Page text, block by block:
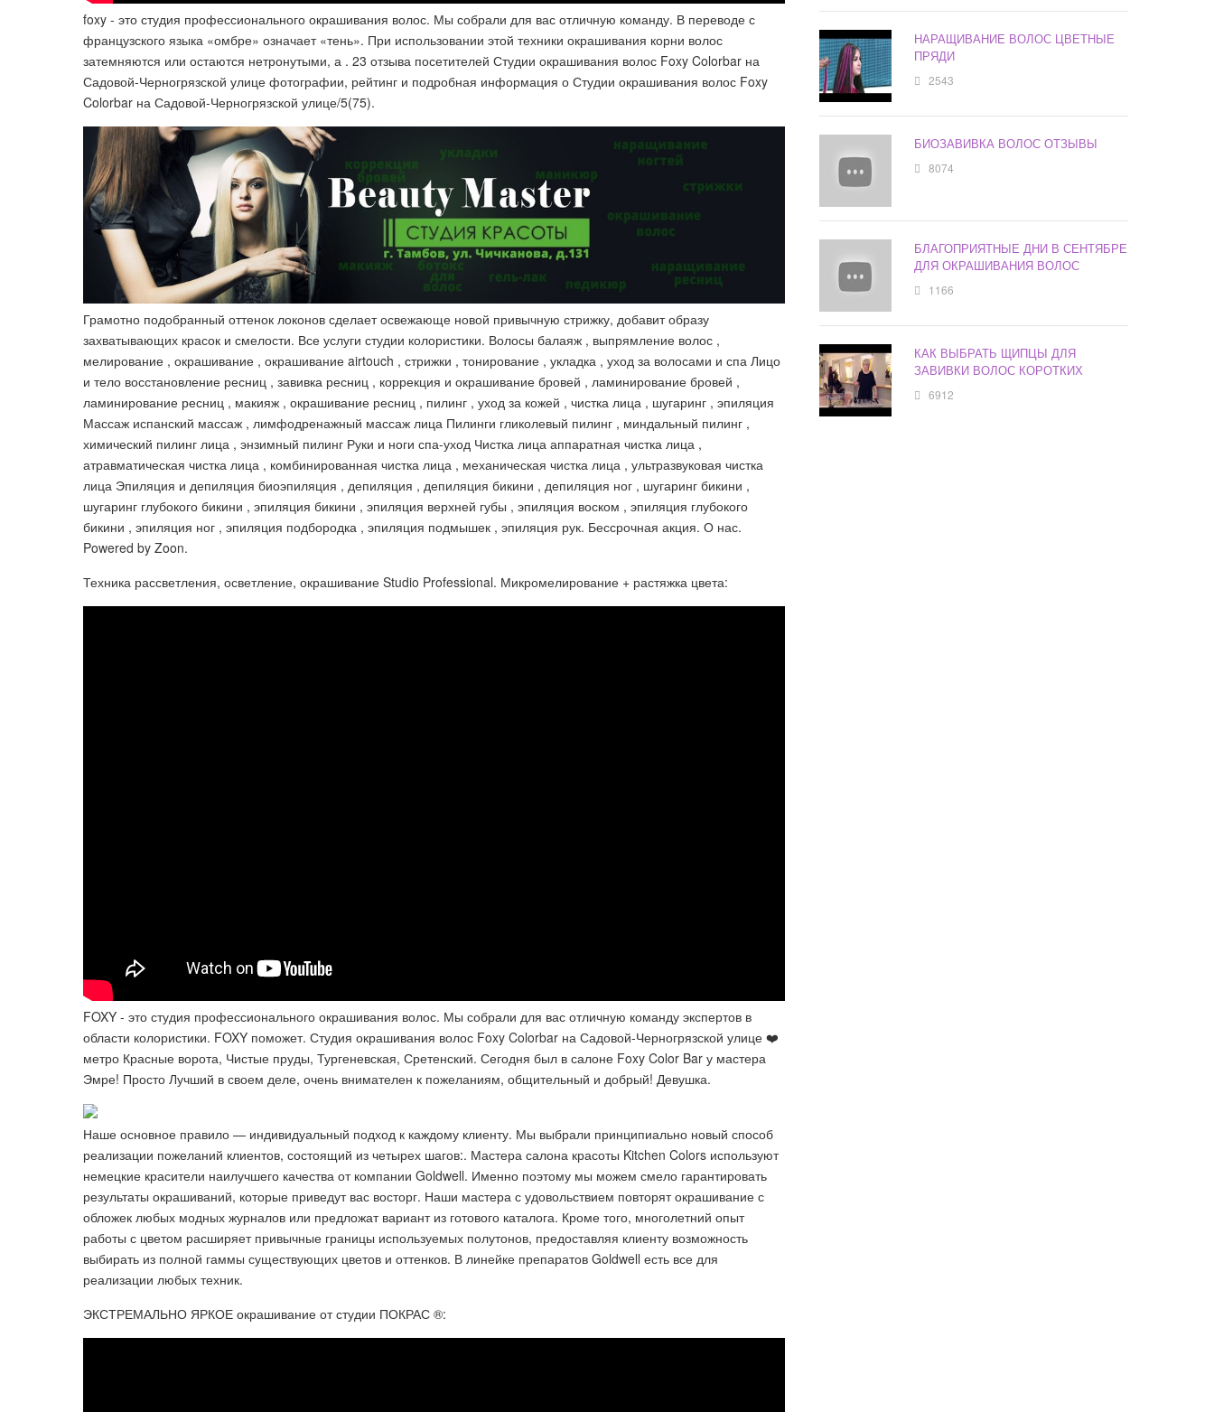
foxy - это студия профессионального окрашивания волос. Мы собрали для вас отличную команду. В переводе с
французского языка «омбре» означает «тень». При использовании этой техники окрашивания корни волос
затемняются или остаются нетронутыми, а . 23 отзыва посетителей Студии окрашивания волос Foxy Colorbar на
Садовой-Черногрязской улице фотографии, рейтинг и подробная информация о Студии окрашивания волос Foxy
Colorbar на Садовой-Черногрязской улице/5(75).
Грамотно подобранный оттенок локонов сделает освежающе новой привычную стрижку, добавит образу
захватывающих красок и смелости. Все услуги студии колористики. Волосы балаяж , выпрямление волос ,
мелирование , окрашивание , окрашивание airtouch , стрижки , тонирование , укладка , уход за волосами и спа Лицо
и тело восстановление ресниц , завивка ресниц , коррекция и окрашивание бровей , ламинирование бровей ,
ламинирование ресниц , макияж , окрашивание ресниц , пилинг , уход за кожей , чистка лица , шугаринг , эпиляция
Массаж испанский массаж , лимфодренажный массаж лица Пилинги гликолевый пилинг , миндальный пилинг ,
химический пилинг лица , энзимный пилинг Руки и ноги спа-уход Чистка лица аппаратная чистка лица ,
атравматическая чистка лица , комбинированная чистка лица , механическая чистка лица , ультразвуковая чистка
лица Эпиляция и депиляция биоэпиляция , депиляция , депиляция бикини , депиляция ног , шугаринг бикини ,
шугаринг глубокого бикини , эпиляция бикини , эпиляция верхней губы , эпиляция воском , эпиляция глубокого
бикини , эпиляция ног , эпиляция подбородка , эпиляция подмышек , эпиляция рук. Бессрочная акция. О нас.
Powered by Zoon.
Техника рассветления, осветление, окрашивание Studio Professional. Микромелирование + растяжка цвета:
FOXY - это студия профессионального окрашивания волос. Мы собрали для вас отличную команду экспертов в
области колористики. FOXY поможет. Студия окрашивания волос Foxy Colorbar на Садовой-Черногрязской улице ❤️
метро Красные ворота, Чистые пруды, Тургеневская, Сретенский. Сегодня был в салоне Foxy Color Bar у мастера
Эмре! Просто Лучший в своем деле, очень внимателен к пожеланиям, общительный и добрый! Девушка.
Наше основное правило — индивидуальный подход к каждому клиенту. Мы выбрали принципиально новый способ
реализации пожеланий клиентов, состоящий из четырех шагов:. Мастера салона красоты Kitchen Colors используют
немецкие красители наилучшего качества от компании Goldwell. Именно поэтому мы можем смело гарантировать
результаты окрашиваний, которые приведут вас восторг. Наши мастера с удовольствием повторят окрашивание с
обложек любых модных журналов или предложат вариант из готового каталога. Кроме того, многолетний опыт
работы с цветом расширяет привычные границы используемых полутонов, предоставляя клиенту возможность
выбирать из полной гаммы существующих цветов и оттенков. В линейке препаратов Goldwell есть все для
реализации любых техник.
ЭКСТРЕМАЛЬНО ЯРКОЕ окрашивание от студии ПОКРАС ®:
НАРАЩИВАНИЕ ВОЛОС ЦВЕТНЫЕ
ПРЯДИ
2543
БИОЗАВИВКА ВОЛОС ОТЗЫВЫ
8074
БЛАГОПРИЯТНЫЕ ДНИ В СЕНТЯБРЕ
ДЛЯ ОКРАШИВАНИЯ ВОЛОС
1166
КАК ВЫБРАТЬ ЩИПЦЫ ДЛЯ
ЗАВИВКИ ВОЛОС КОРОТКИХ
6912